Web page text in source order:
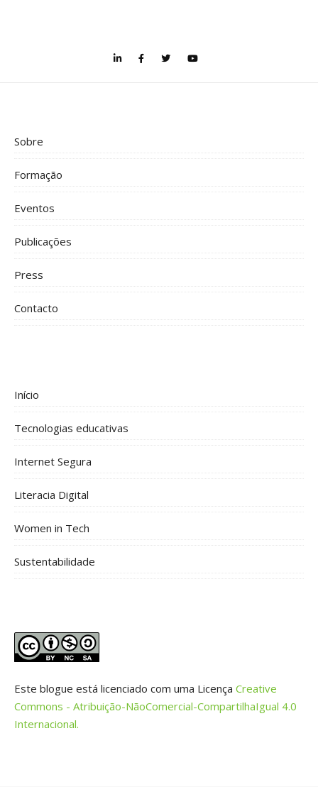
Sobre
Formação
Eventos
Publicações
Press
Contacto
Início
Tecnologias educativas
Internet Segura
Literacia Digital
Women in Tech
Sustentabilidade
Este blogue está licenciado com uma Licença Creative
Commons - Atribuição-NãoComercial-CompartilhaIgual 4.0
Internacional.